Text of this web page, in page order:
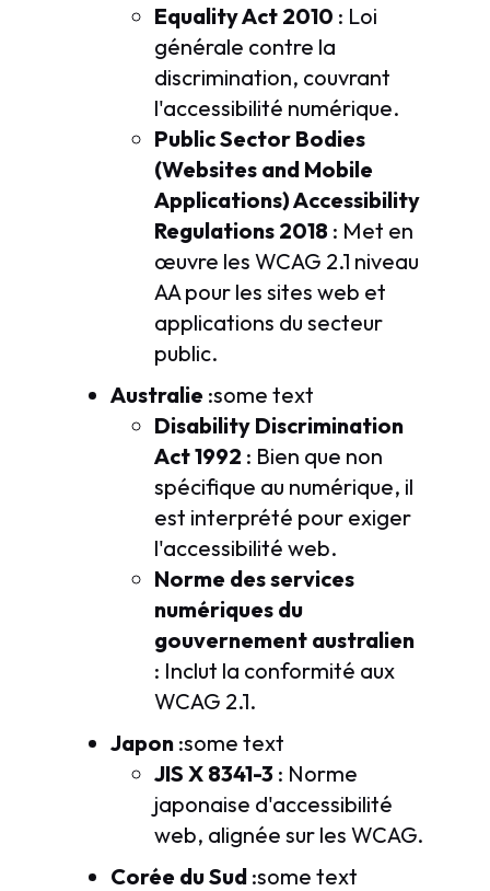
Equality Act 2010 : Loi
générale contre la
discrimination, couvrant
l'accessibilité numérique.
Public Sector Bodies
(Websites and Mobile
Applications) Accessibility
Regulations 2018 : Met en
œuvre les WCAG 2.1 niveau
AA pour les sites web et
applications du secteur
public.
Australie :some text
Disability Discrimination
Act 1992 : Bien que non
spécifique au numérique, il
est interprété pour exiger
l'accessibilité web.
Norme des services
numériques du
gouvernement australien
: Inclut la conformité aux
WCAG 2.1.
Japon:some text
JIS X 8341-3 : Norme
japonaise d'accessibilité
web, alignée sur les WCAG.
Corée du Sud:some text